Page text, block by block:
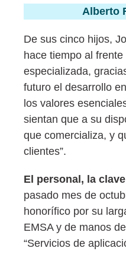
Alberto
De sus cinco hijos,
hace tiempo al
especializada,
futuro el desarrollo
los valores
sientan que a su
que comercializa, y
clientes”.
El personal, la
pasado mes de
honorífico por su
EMSA y de manos
“Servicios de